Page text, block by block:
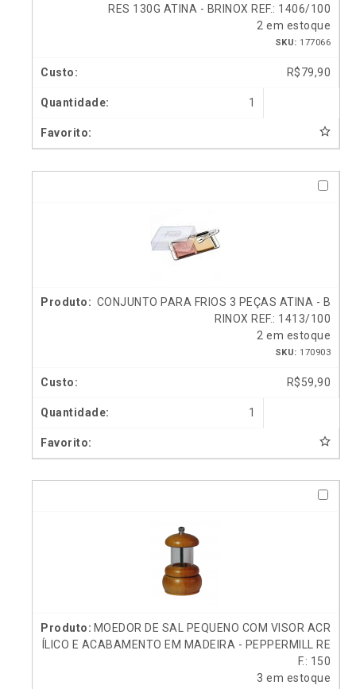
RES 130G ATINA - BRINOX REF.: 1406/100
2 em estoque
SKU: 177066
R$79,90
1
CONJUNTO PARA FRIOS 3 PEÇAS ATINA - B
RINOX REF.: 1413/100
2 em estoque
SKU: 170903
R$59,90
1
MOEDOR DE SAL PEQUENO COM VISOR ACR
ÍLICO E ACABAMENTO EM MADEIRA - PEPPERMILL RE
F.: 150
3 em estoque